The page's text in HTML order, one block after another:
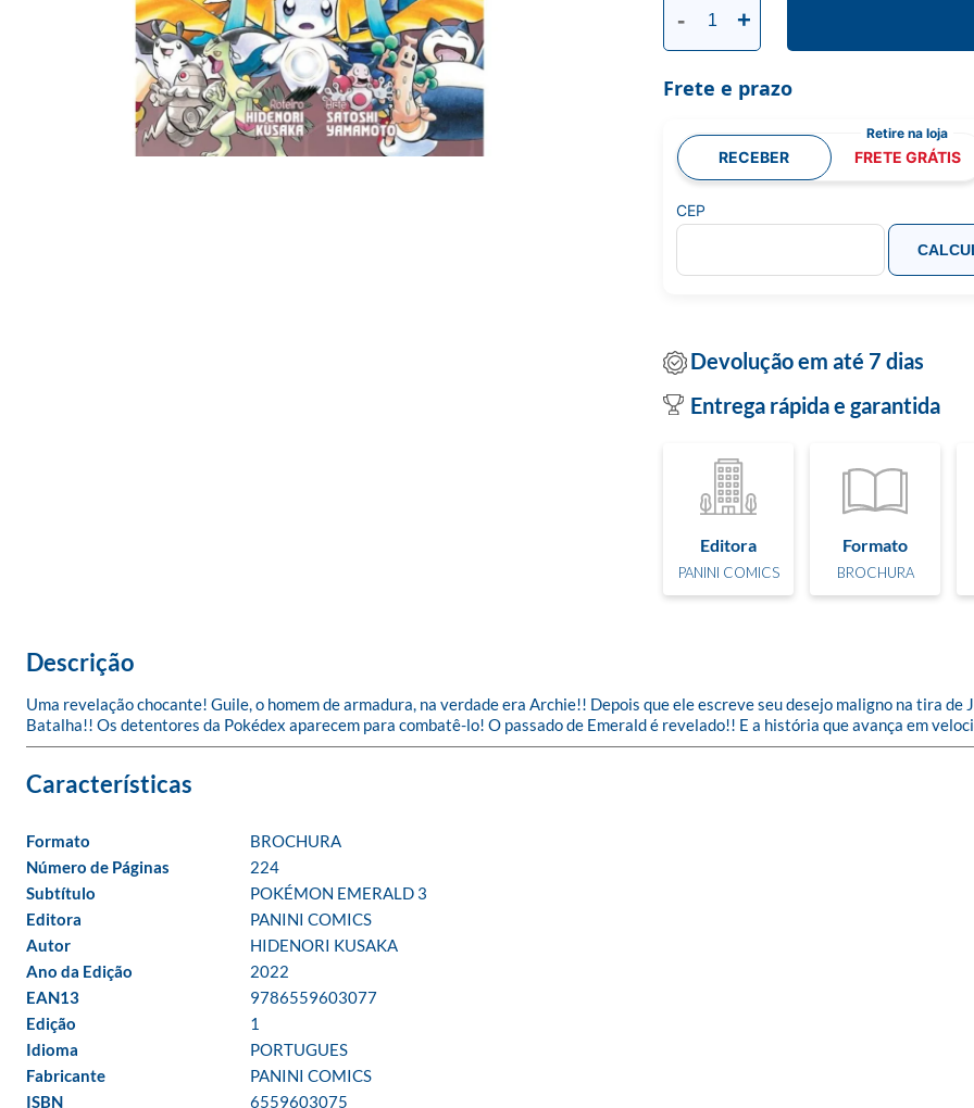
- +
Frete e prazo
RECEBER FRETE GRÁTIS
CEP
Devolução em até 7 dias
Entrega rápida e garantida
Editora
PANINI COMICS
Formato
BROCHURA
Descrição
Uma revelação chocante! Guile, o homem de armadura, na verdade era Archie!! Depois que ele escreve seu desejo maligno na tira
Batalha!! Os detentores da Pokédex aparecem para combatê-lo! O passado de Emerald é revelado!! E a história que avança em
Formato
BROCHURA
Número de Páginas
224
Subtítulo
POKÉMON EMERALD 3
Editora
PANINI COMICS
Autor
HIDENORI KUSAKA
Ano da Edição
2022
EAN13
9786559603077
Edição
1
Idioma
PORTUGUES
Fabricante
PANINI COMICS
ISBN
6559603075